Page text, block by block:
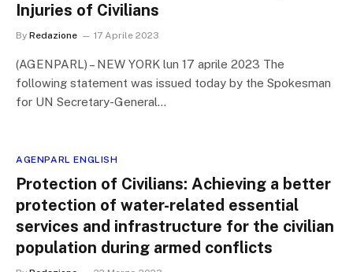
Injuries of Civilians
By Redazione 17 Aprile 2023
(AGENPARL) – NEW YORK lun 17 aprile 2023 The
following statement was issued today by the Spokesman
for UN Secretary-General…
AGENPARL ENGLISH
Protection of Civilians: Achieving a better
protection of water-related essential
services and infrastructure for the civilian
population during armed conflicts